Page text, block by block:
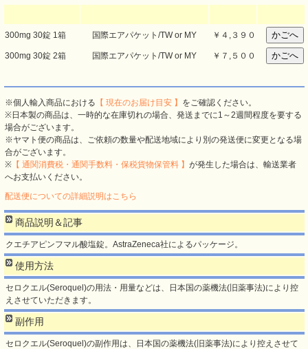
300mg 30錠 1箱 国際エアパケット/TW or MY ￥ ４,３９０
300mg 30錠 2箱 国際エアパケット/TW or MY ￥ ７,５００
※個人輸入商品における 【 現在のお届け目安 】 をご確認ください。
※日本製の商品は、一時的な在庫切れの場合、発送までに1～2週間程度を要する
場合がございます。
※ヤマト便の商品は、ご依頼の数量や配送地域により別の発送便に変更となる場
合がございます。
※ 【 通関消費税・通関手数料・保税貨物保管料 】 が発生した場合は、輸送業者
へお支払いください。
配送便についての詳細説明はこちら
商品説明＆記事
クエチアピンフマル酸塩錠。AstraZeneca社によるパッケージ。
使用方法
セロクエル(Seroquel)の用法・用量などは、日本国の薬機法(旧薬事法)により控
えさせていただきます。
副作用
セロクエル(Seroquel)の副作用は、日本国の薬機法(旧薬事法)により控えさせて